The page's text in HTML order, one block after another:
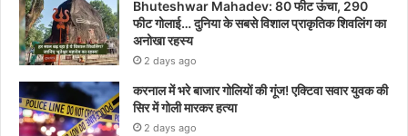
Bhuteshwar Mahadev: 80 फीट ऊंचा, 290
फीट गोलाई… दुनिया के सबसे विशाल प्राकृतिक शिवलिंग का
अनोखा रहस्य
2 days ago
करनाल में भरे बाजार गोलियों की गूंज! एक्टिवा सवार युवक की
सिर में गोली मारकर हत्या
2 days ago